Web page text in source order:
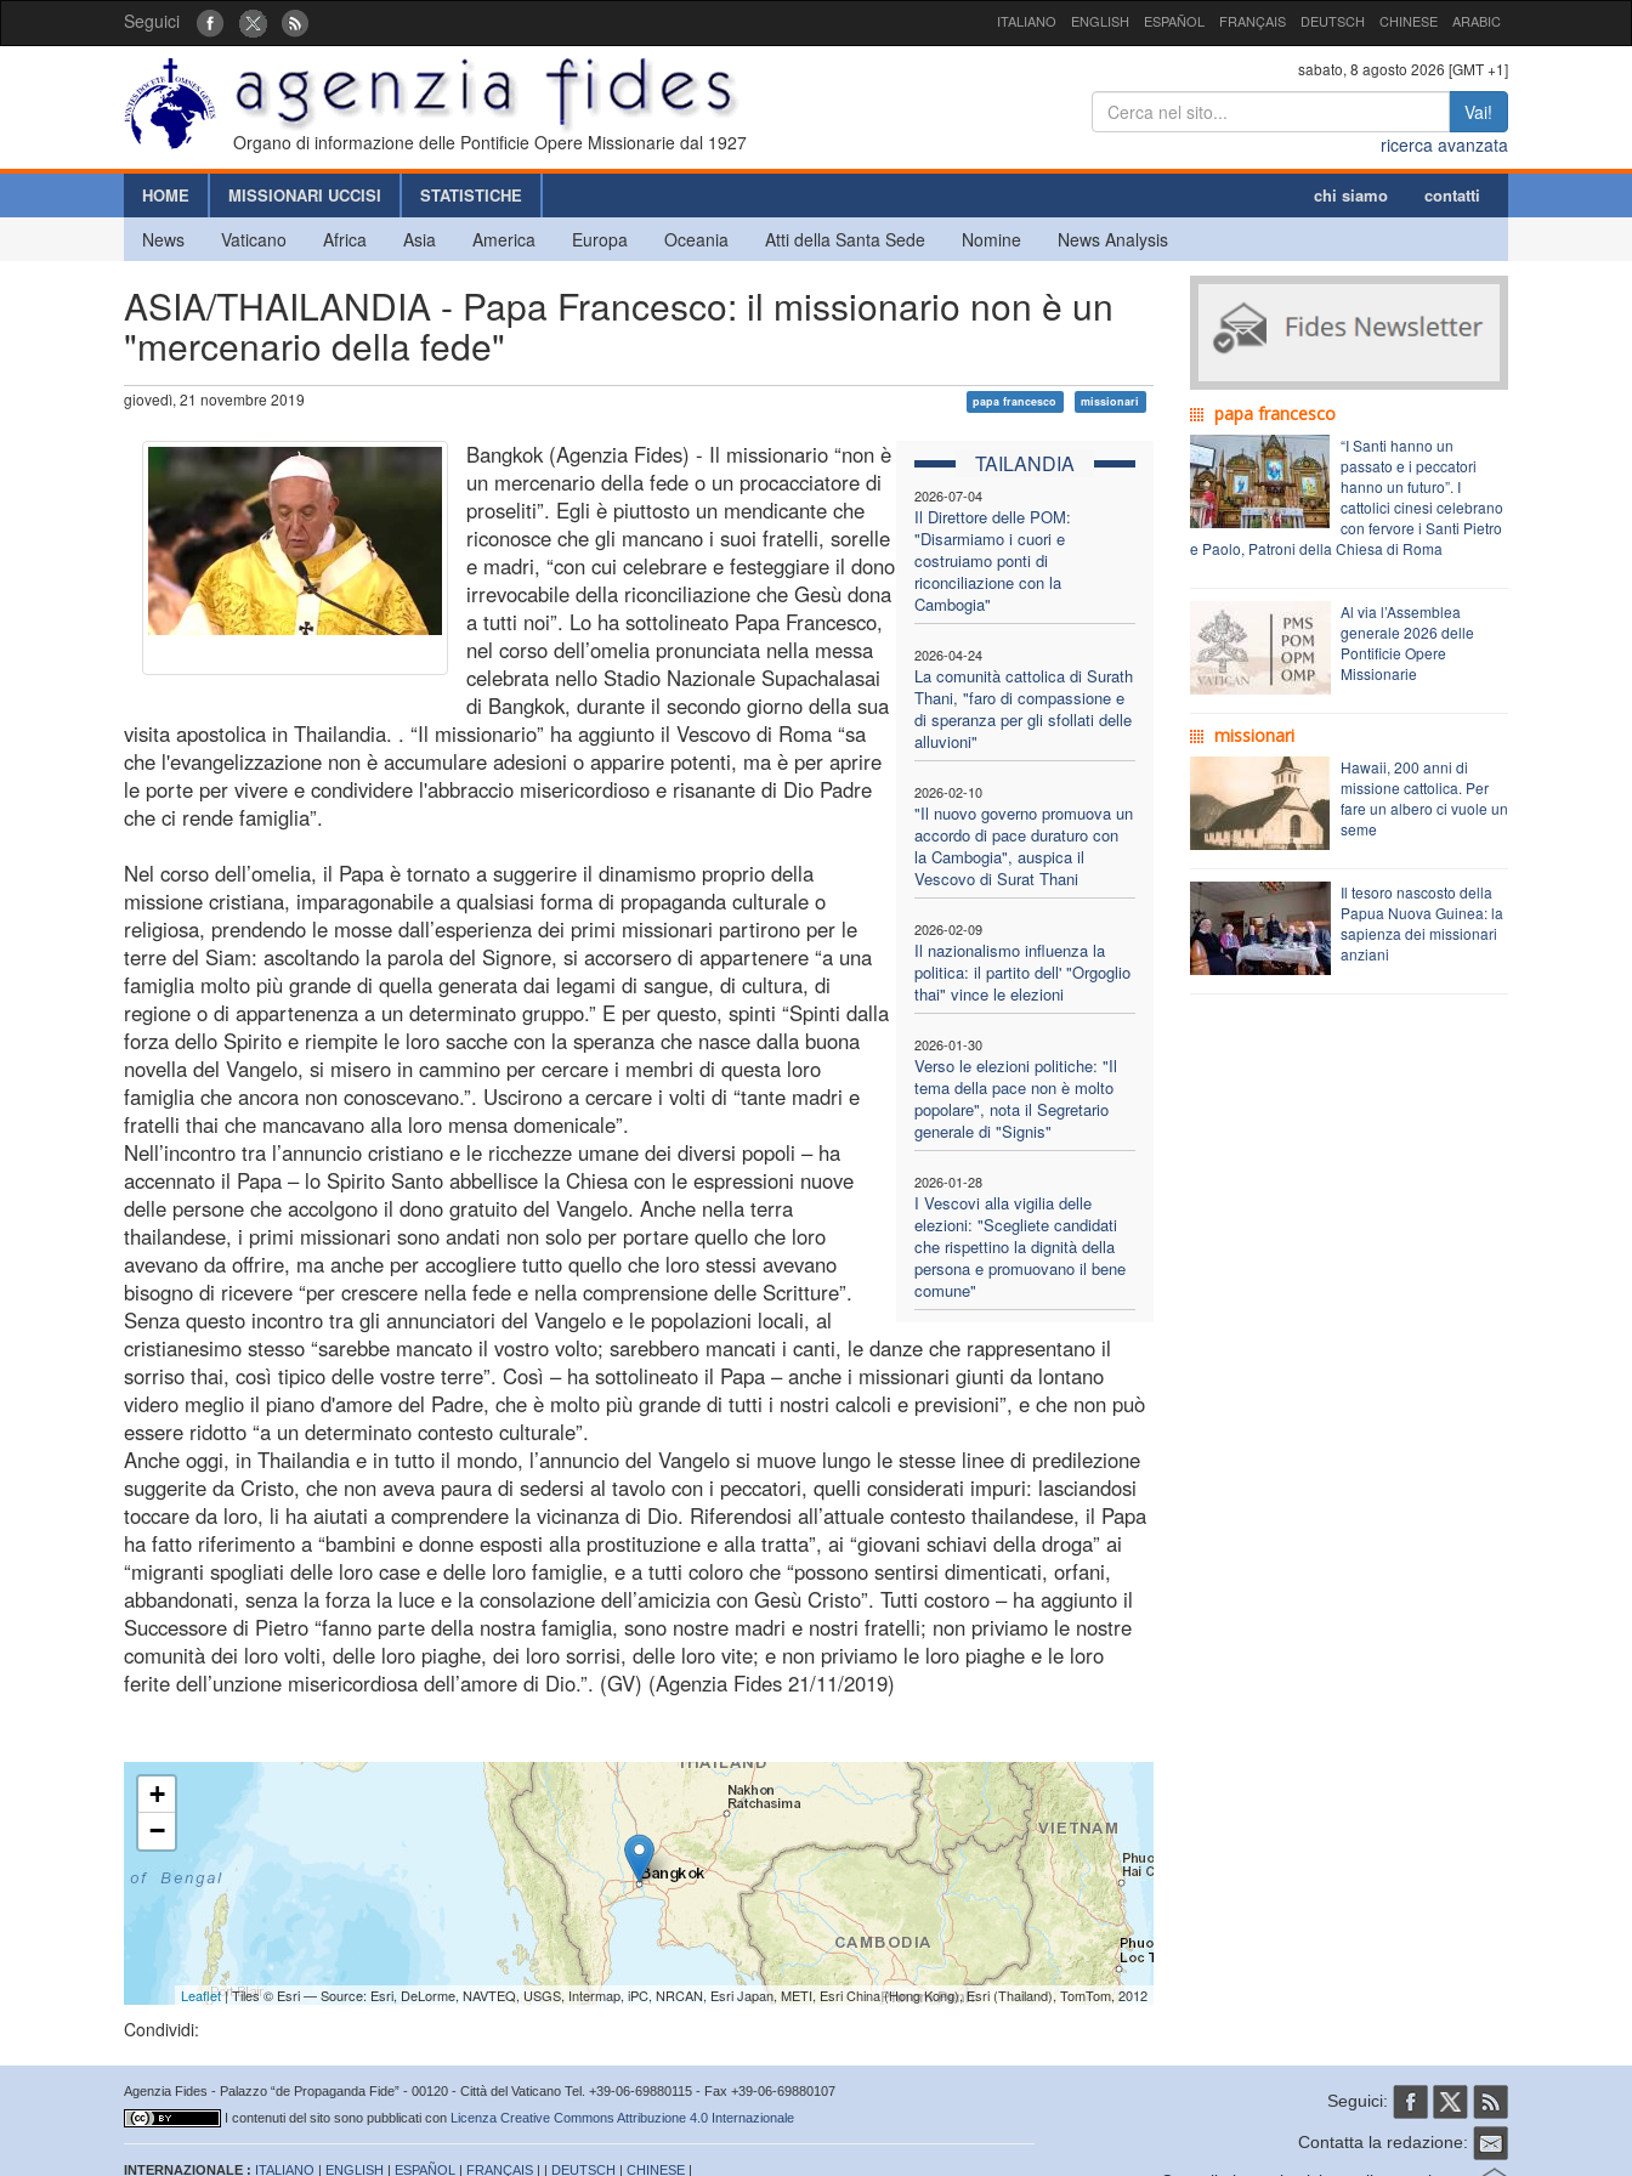
Seguici ITALIANO ENGLISH ESPAÑOL FRANÇAIS DEUTSCH CHINESE ARABIC
Organo di informazione delle Pontificie Opere Missionarie dal 1927
sabato, 8 agosto 2026 [GMT +1]
Vai!
ricerca avanzata
HOME MISSIONARI UCCISI STATISTICHE chi siamo contatti
News Vaticano Africa Asia America Europa Oceania Atti della Santa Sede Nomine News Analysis
ASIA/THAILANDIA - Papa Francesco: il missionario non è un
"mercenario della fede"
giovedì, 21 novembre 2019 papa francesco missionari
TAILANDIA
2026-07-04
Il Direttore delle POM:
"Disarmiamo i cuori e
costruiamo ponti di
riconciliazione con la
Cambogia"
2026-04-24
La comunità cattolica di Surath
Thani, "faro di compassione e
di speranza per gli sfollati delle
alluvioni"
2026-02-10
"Il nuovo governo promuova un
accordo di pace duraturo con
la Cambogia", auspica il
Vescovo di Surat Thani
2026-02-09
Il nazionalismo influenza la
politica: il partito dell' "Orgoglio
thai" vince le elezioni
2026-01-30
Verso le elezioni politiche: "Il
tema della pace non è molto
popolare", nota il Segretario
generale di "Signis"
2026-01-28
I Vescovi alla vigilia delle
elezioni: "Scegliete candidati
che rispettino la dignità della
persona e promuovano il bene
comune"
Bangkok (Agenzia Fides) - Il missionario “non è
un mercenario della fede o un procacciatore di
proseliti”. Egli è piuttosto un mendicante che
riconosce che gli mancano i suoi fratelli, sorelle
e madri, “con cui celebrare e festeggiare il dono
irrevocabile della riconciliazione che Gesù dona
a tutti noi”. Lo ha sottolineato Papa Francesco,
nel corso dell’omelia pronunciata nella messa
celebrata nello Stadio Nazionale Supachalasai
di Bangkok, durante il secondo giorno della sua
visita apostolica in Thailandia. . “Il missionario” ha aggiunto il Vescovo di Roma “sa
che l'evangelizzazione non è accumulare adesioni o apparire potenti, ma è per aprire
le porte per vivere e condividere l'abbraccio misericordioso e risanante di Dio Padre
che ci rende famiglia”.
Nel corso dell’omelia, il Papa è tornato a suggerire il dinamismo proprio della
missione cristiana, imparagonabile a qualsiasi forma di propaganda culturale o
religiosa, prendendo le mosse dall’esperienza dei primi missionari partirono per le
terre del Siam: ascoltando la parola del Signore, si accorsero di appartenere “a una
famiglia molto più grande di quella generata dai legami di sangue, di cultura, di
regione o di appartenenza a un determinato gruppo.” E per questo, spinti “Spinti dalla
forza dello Spirito e riempite le loro sacche con la speranza che nasce dalla buona
novella del Vangelo, si misero in cammino per cercare i membri di questa loro
famiglia che ancora non conoscevano.”. Uscirono a cercare i volti di “tante madri e
fratelli thai che mancavano alla loro mensa domenicale”.
Nell’incontro tra l’annuncio cristiano e le ricchezze umane dei diversi popoli – ha
accennato il Papa – lo Spirito Santo abbellisce la Chiesa con le espressioni nuove
delle persone che accolgono il dono gratuito del Vangelo. Anche nella terra
thailandese, i primi missionari sono andati non solo per portare quello che loro
avevano da offrire, ma anche per accogliere tutto quello che loro stessi avevano
bisogno di ricevere “per crescere nella fede e nella comprensione delle Scritture”.
Senza questo incontro tra gli annunciatori del Vangelo e le popolazioni locali, al
cristianesimo stesso “sarebbe mancato il vostro volto; sarebbero mancati i canti, le danze che rappresentano il
sorriso thai, così tipico delle vostre terre”. Così – ha sottolineato il Papa – anche i missionari giunti da lontano
videro meglio il piano d'amore del Padre, che è molto più grande di tutti i nostri calcoli e previsioni”, e che non può
essere ridotto “a un determinato contesto culturale”.
Anche oggi, in Thailandia e in tutto il mondo, l’annuncio del Vangelo si muove lungo le stesse linee di predilezione
suggerite da Cristo, che non aveva paura di sedersi al tavolo con i peccatori, quelli considerati impuri: lasciandosi
toccare da loro, li ha aiutati a comprendere la vicinanza di Dio. Riferendosi all’attuale contesto thailandese, il Papa
ha fatto riferimento a “bambini e donne esposti alla prostituzione e alla tratta”, ai “giovani schiavi della droga” ai
“migranti spogliati delle loro case e delle loro famiglie, e a tutti coloro che “possono sentirsi dimenticati, orfani,
abbandonati, senza la forza la luce e la consolazione dell’amicizia con Gesù Cristo”. Tutti costoro – ha aggiunto il
Successore di Pietro “fanno parte della nostra famiglia, sono nostre madri e nostri fratelli; non priviamo le nostre
comunità dei loro volti, delle loro piaghe, dei loro sorrisi, delle loro vite; e non priviamo le loro piaghe e le loro
ferite dell’unzione misericordiosa dell’amore di Dio.”. (GV) (Agenzia Fides 21/11/2019)
+
−
Leaflet| Tiles © Esri — Source: Esri, DeLorme, NAVTEQ, USGS, Intermap, iPC, NRCAN, Esri Japan, METI, Esri China (Hong Kong), Esri (Thailand), TomTom, 2012
Condividi:
papa francesco
“I Santi hanno un
passato e i peccatori
hanno un futuro”. I
cattolici cinesi celebrano
con fervore i Santi Pietro
e Paolo, Patroni della Chiesa di Roma
Al via l’Assemblea
generale 2026 delle
Pontificie Opere
Missionarie
missionari
Hawaii, 200 anni di
missione cattolica. Per
fare un albero ci vuole un
seme
Il tesoro nascosto della
Papua Nuova Guinea: la
sapienza dei missionari
anziani
Agenzia Fides - Palazzo “de Propaganda Fide” - 00120 - Città del Vaticano Tel. +39-06-69880115 - Fax +39-06-69880107
I contenuti del sito sono pubblicati con Licenza Creative Commons Attribuzione 4.0 Internazionale
INTERNAZIONALE : ITALIANO | ENGLISH | ESPAÑOL | FRANÇAIS | | DEUTSCH | CHINESE |
Seguici:
Contatta la redazione: